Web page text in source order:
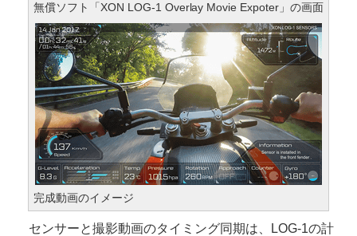
無償ソフト「XON LOG-1 Overlay Movie Expoter」の画面
完成動画のイメージ
センサーと撮影動画のタイミング同期は、LOG-1の計